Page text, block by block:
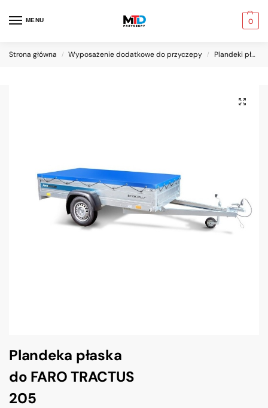
MENU 0
Strona główna / Wyposażenie dodatkowe do przyczepy / Plandeki płaskie
Plandeka płaska
do FARO TRACTUS
205